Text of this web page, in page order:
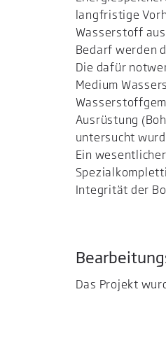
langfristige
Wasserstoff
Bedarf werden
Die dafür
Medium
Ausrüstung
untersucht
Ein
Integrität der
Das Projekt